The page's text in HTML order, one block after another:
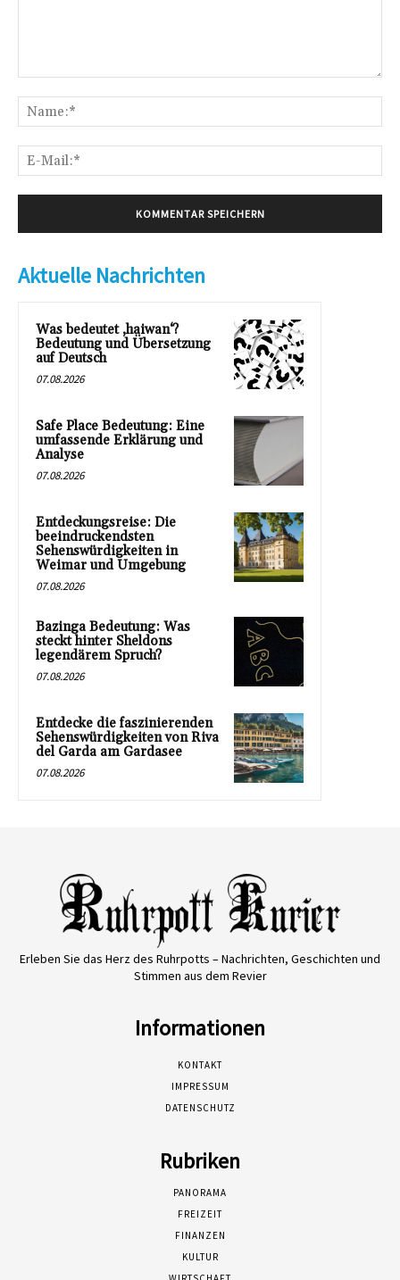
Aktuelle Nachrichten
Was bedeutet ‚haiwan‘?
Bedeutung und Übersetzung
auf Deutsch
07.08.2026
Safe Place Bedeutung: Eine
umfassende Erklärung und
Analyse
07.08.2026
Entdeckungsreise: Die
beeindruckendsten
Sehenswürdigkeiten in
Weimar und Umgebung
07.08.2026
Bazinga Bedeutung: Was
steckt hinter Sheldons
legendärem Spruch?
07.08.2026
Entdecke die faszinierenden
Sehenswürdigkeiten von Riva
del Garda am Gardasee
07.08.2026
Erleben Sie das Herz des Ruhrpotts – Nachrichten, Geschichten und
Stimmen aus dem Revier
Informationen
KONTAKT
IMPRESSUM
DATENSCHUTZ
Rubriken
PANORAMA
FREIZEIT
FINANZEN
KULTUR